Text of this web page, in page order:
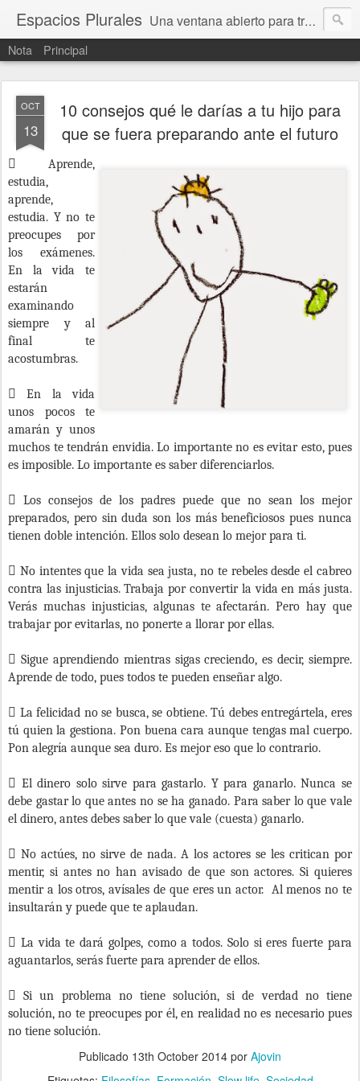
Espacios Plurales Una ventana abierto para tratar problemas que nos afectan a todxs. Temas sociales, educación, cultura, economía, política, derechos, calidad de vida. Estamos gobernados, pero queremos una calidad mayor en la política.
Nota Principal
OCT
13
10 consejos qué le darías a tu hijo para
que se fuera preparando ante el futuro
 Aprende,
estudia,
aprende,
estudia. Y no te
preocupes por
los exámenes.
En la vida te
estarán
examinando
siempre y al
final te
acostumbras.
En la vida
unos pocos te
amarán y unos
muchos te tendrán envidia. Lo importante no es evitar esto, pues
es imposible. Lo importante es saber diferenciarlos.
 Los consejos de los padres puede que no sean los mejor
preparados, pero sin duda son los más beneficiosos pues nunca
tienen doble intención. Ellos solo desean lo mejor para ti.
 No intentes que la vida sea justa, no te rebeles desde el cabreo
contra las injusticias. Trabaja por convertir la vida en más justa.
Verás muchas injusticias, algunas te afectarán. Pero hay que
trabajar por evitarlas, no ponerte a llorar por ellas.
 Sigue aprendiendo mientras sigas creciendo, es decir, siempre.
Aprende de todo, pues todos te pueden enseñar algo.
 La felicidad no se busca, se obtiene. Tú debes entregártela, eres
tú quien la gestiona. Pon buena cara aunque tengas mal cuerpo.
Pon alegría aunque sea duro. Es mejor eso que lo contrario.
 El dinero solo sirve para gastarlo. Y para ganarlo. Nunca se
debe gastar lo que antes no se ha ganado. Para saber lo que vale
el dinero, antes debes saber lo que vale (cuesta) ganarlo.
 No actúes, no sirve de nada. A los actores se les critican por
mentir, si antes no han avisado de que son actores. Si quieres
mentir a los otros, avísales de que eres un actor. Al menos no te
insultarán y puede que te aplaudan.
 La vida te dará golpes, como a todos. Solo si eres fuerte para
aguantarlos, serás fuerte para aprender de ellos.
Si un problema no tiene solución, si de verdad no tiene
solución, no te preocupes por él, en realidad no es necesario pues
no tiene solución.
Publicado 13th October 2014 por Ajovin